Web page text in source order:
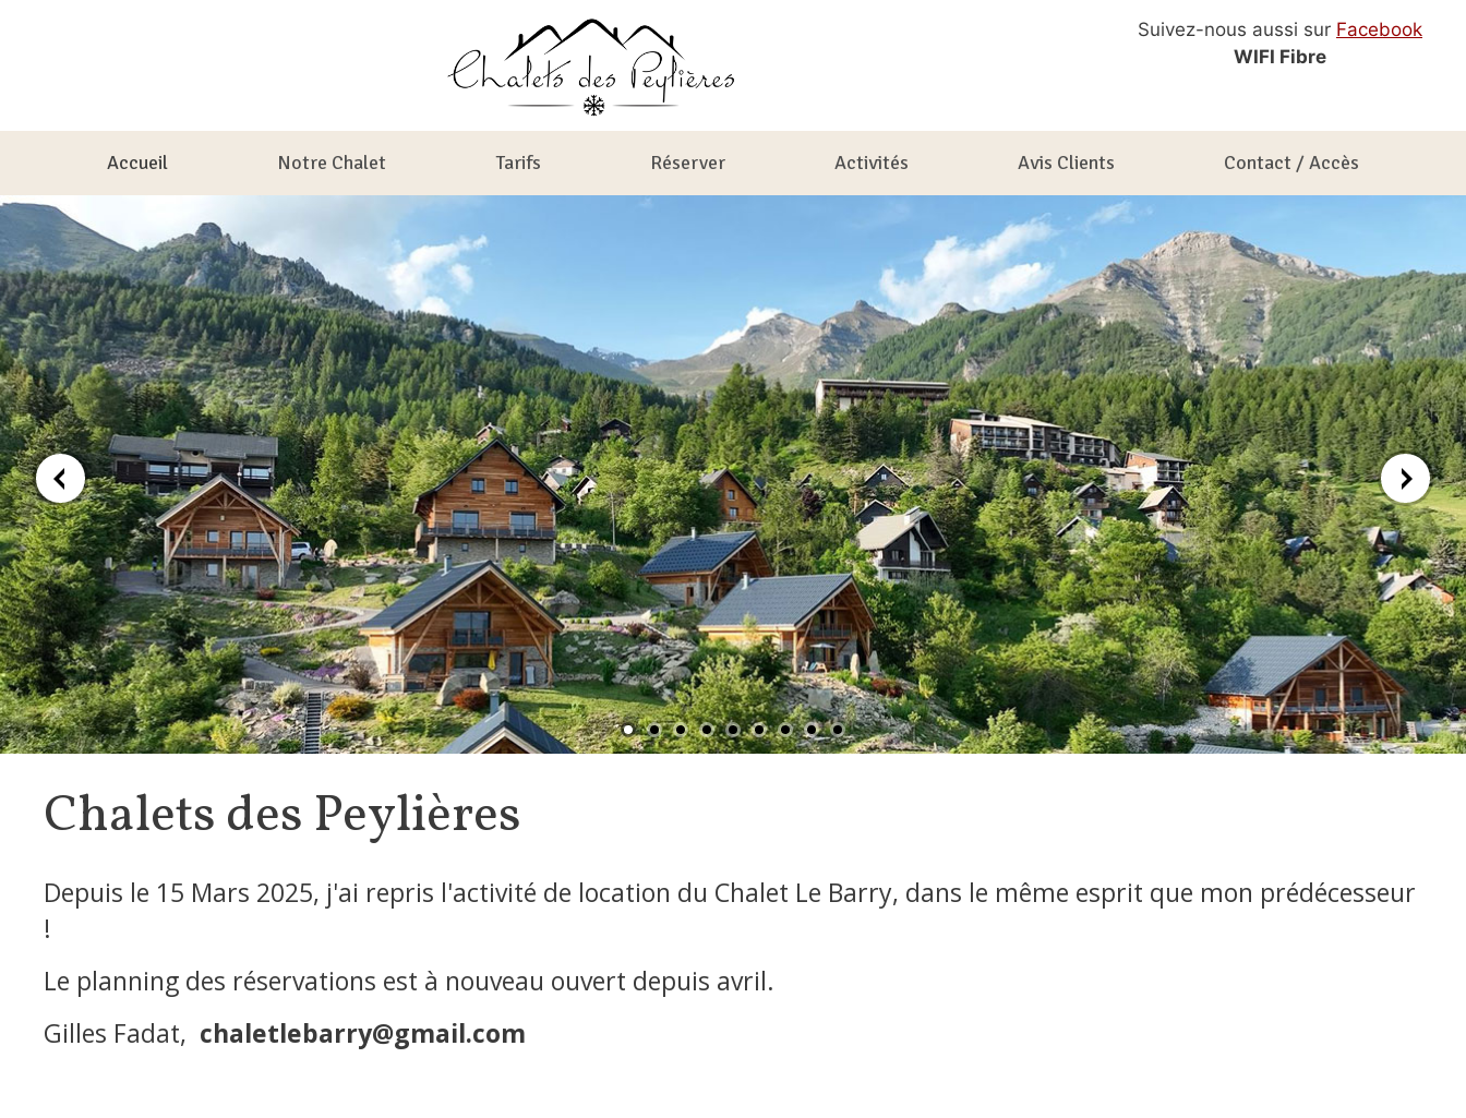
Suivez-nous aussi sur Facebook
WIFI Fibre
Accueil Notre Chalet Tarifs Réserver Activités Avis Clients Contact / Accès
Chalets des Peylières
Depuis le 15 Mars 2025, j'ai repris l'activité de location du Chalet Le Barry, dans le même esprit que mon prédécesseur
!
Le planning des réservations est à nouveau ouvert depuis avril.
Gilles Fadat, chaletlebarry@gmail.com